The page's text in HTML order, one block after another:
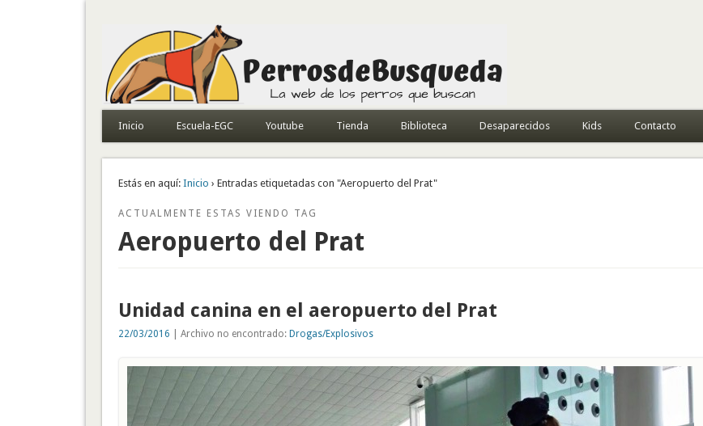
Todo sobre perros de búsqueda y detectores
Inicio Escuela-EGC Youtube Tienda Biblioteca Desaparecidos Kids Contacto
Estás en aquí: Inicio › Entradas etiquetadas con "Aeropuerto del Prat"
ACTUALMENTE ESTAS VIENDO TAG
Aeropuerto del Prat
Unidad canina en el aeropuerto del Prat
22/03/2016 | Archivo no encontrado: Drogas/Explosivos